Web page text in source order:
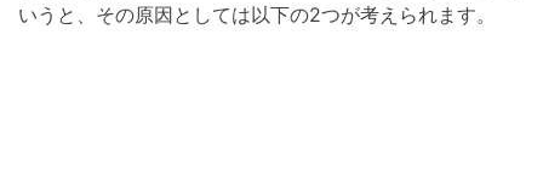
いうと、その原因としては以下の2つが考えられます。